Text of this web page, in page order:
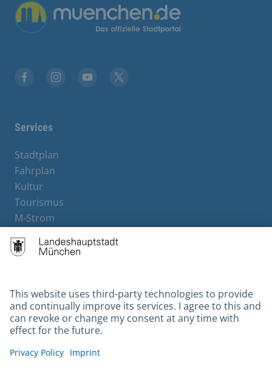
Übergreifende Links
Services
Stadtplan
Fahrplan
Kultur
Tourismus
M-Strom
Hotels
Contact
Barrierefreiheit
Leichte Sprache
Gebärdensprache